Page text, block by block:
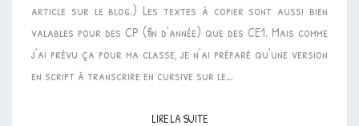
article sur le blog.) Les textes à copier sont aussi bien
valables pour des CP (fin d’année) que des CE1. Mais comme
j’ai prévu ça pour ma classe, je n’ai préparé qu’une version
en script à transcrire en cursive sur le…
LIRE LA SUITELIRE LA SUITE